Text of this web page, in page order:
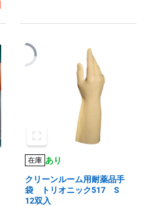
在庫 あり
クリーンルーム用耐薬品手
袋 トリオニック517 S
12双入